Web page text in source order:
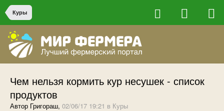
Куры
Чем нельзя кормить кур несушек - список
продуктов
Автор Григораш, 02/06/17 19:21 в Куры